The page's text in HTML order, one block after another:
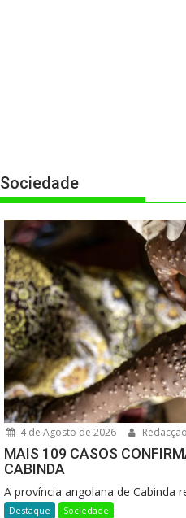
Sociedade
4 de Agosto de 2026
MAIS 109 CASOS
CABINDA
A província angolana de Cabinda
Destaque Sociedade